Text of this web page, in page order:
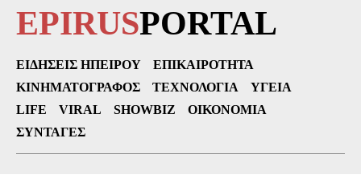
EPIRUSPORTAL
ΕΙΔΉΣΕΙΣ ΗΠΕΊΡΟΥ
ΕΠΙΚΑΙΡΌΤΗΤΑ
ΚΙΝΗΜΑΤΟΓΡΆΦΟΣ
ΤΕΧΝΟΛΟΓΊΑ
ΥΓΕΊΑ
LIFE
VIRAL SHOWBIZ
ΟΙΚΟΝΟΜΊΑ
ΣΥΝΤΑΓΈΣ